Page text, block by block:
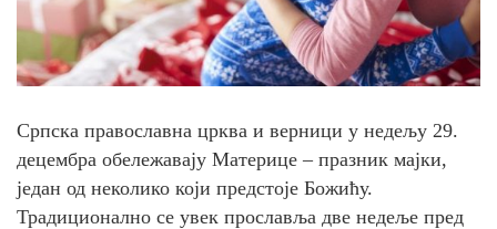
Српска православна црква и верници у недељу 29.
децембра обележавају Материце – празник мајки,
један од неколико који предстоје Божићу.
Традиционално се увек прославља две недеље пред